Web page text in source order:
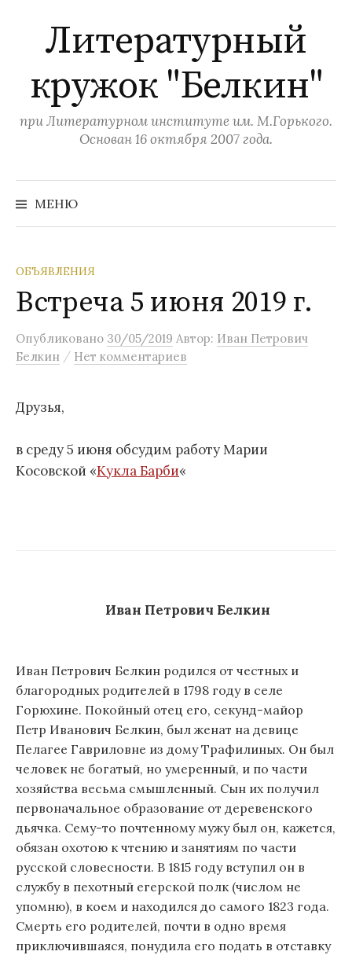
т
с
о
д
р
и
о
Литературный
кружок "Белкин"
при Литературном институте им. М.Горького.
Основан 16 октября 2007 года.
МЕНЮ
ОБЪЯВЛЕНИЯ
Встреча 5 июня 2019 г.
Опубликовано 30/05/2019 Автор: Иван Петрович
Белкин / Нет комментариев
Друзья,
в среду 5 июня обсудим работу Марии
Косовской «Кукла Барби«
Иван Петрович Белкин
Иван Петрович Белкин родился от честных и
благородных родителей в 1798 году в селе
Горюхине. Покойный отец его, секунд-майор
Петр Иванович Белкин, был женат на девице
Пелагее Гавриловне из дому Трафилиных. Он был
человек не богатый, но умеренный, и по части
хозяйства весьма смышленный. Сын их получил
первоначальное образование от деревенского
дьячка. Сему-то почтенному мужу был он, кажется,
обязан охотою к чтению и занятиям по части
русской словесности. В 1815 году вступил он в
службу в пехотный егерской полк (числом не
упомню), в коем и находился до самого 1823 года.
Смерть его родителей, почти в одно время
приключившаяся, понудила его подать в отставку